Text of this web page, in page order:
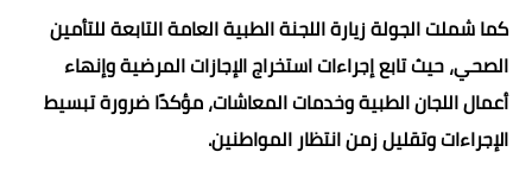
كما شملت الجولة زيارة اللجنة الطبية العامة التابعة للتأمين
الصحي، حيث تابع إجراءات استخراج الإجازات المرضية وإنهاء
أعمال اللجان الطبية وخدمات المعاشات، مؤكدًا ضرورة تبسيط
الإجراءات وتقليل زمن انتظار المواطنين.